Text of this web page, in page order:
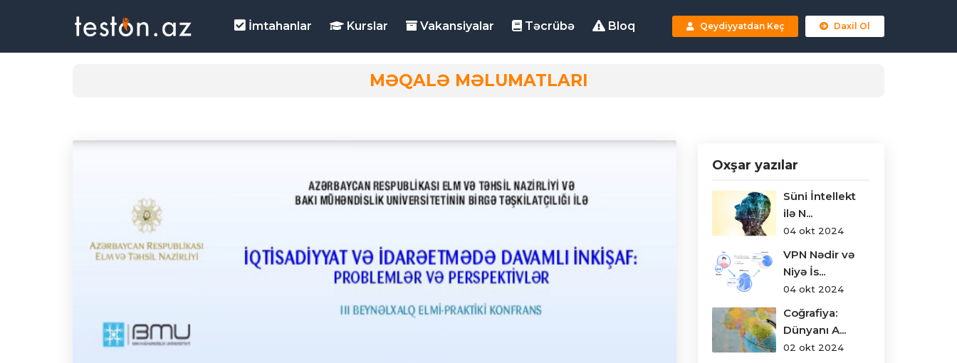
İmtahanlar Kurslar Vakansiyalar Təcrübə Bloq Qeydiyyatdan Keç Daxil Ol
MƏQALƏ MƏLUMATLARI
Oxşar yazılar
Süni İntellekt
ilə N...
04 okt 2024
VPN Nədir və
Niyə İs...
04 okt 2024
Coğrafiya:
Dünyanı A...
02 okt 2024